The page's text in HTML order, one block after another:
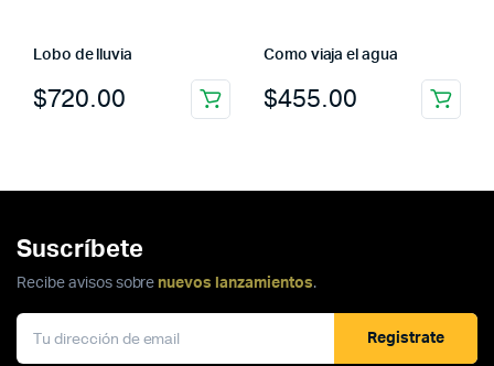
Lobo de lluvia
$720.00
Como viaja el agua
$455.00
Suscríbete
Recibe avisos sobre nuevos lanzamientos.
Registrate